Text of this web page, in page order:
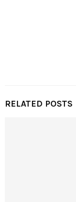
RELATED POSTS